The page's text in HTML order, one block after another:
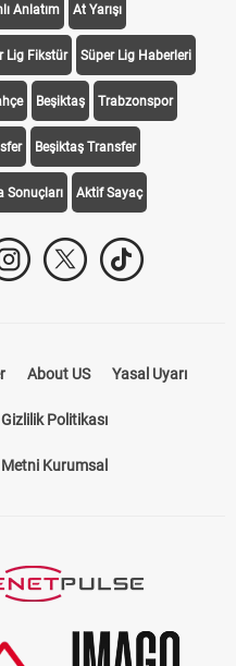
Anlatım At Yarışı
Lig Fikstür Süper Lig Haberleri
Beşiktaş Trabzonspor
Beşiktaş Transfer
Sonuçları Aktif Sayaç
About US Yasal Uyarı
Gizlilik Politikası
Kurumsal